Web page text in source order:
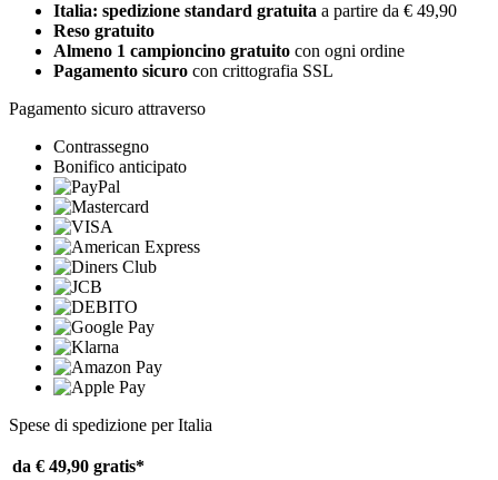
Italia: spedizione standard gratuita a partire da € 49,90
Reso gratuito
Almeno 1 campioncino gratuito con ogni ordine
Pagamento sicuro con crittografia SSL
Pagamento sicuro attraverso
Contrassegno
Bonifico anticipato
Spese di spedizione per Italia
da € 49,90 gratis*